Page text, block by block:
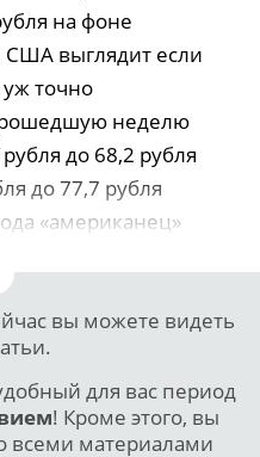
на фоне
США выглядит если
уж точно
неделю
до 68,2 рубля
до 77,7 рубля
«американец»
вы можете видеть
для вас период
! Кроме этого, вы
всеми материалами